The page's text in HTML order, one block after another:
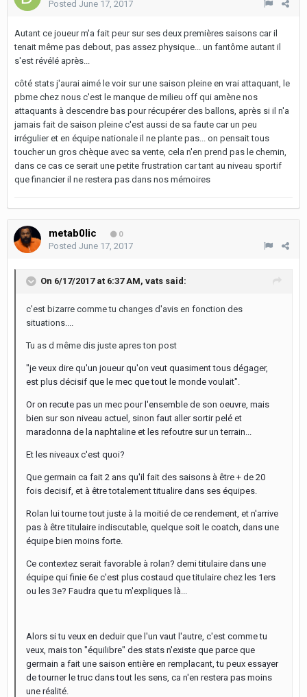
Posted June 17, 2017
Autant ce joueur m'a fait peur sur ses deux premières saisons car il
tenait même pas debout, pas assez physique... un fantôme autant il
s'est révélé après...
côté stats j'aurai aimé le voir sur une saison pleine en vrai attaquant, le
pbme chez nous c'est le manque de milieu off qui amène nos
attaquants à descendre bas pour récupérer des ballons, après si il n'a
jamais fait de saison pleine c'est aussi de sa faute car un peu
irrégulier et en équipe nationale il ne plante pas... on pensait tous
toucher un gros chèque avec sa vente, cela n'en prend pas le chemin,
dans ce cas ce serait une petite frustration car tant au niveau sportif
que financier il ne restera pas dans nos mémoires
metab0lic 0
Posted June 17, 2017
On 6/17/2017 at 6:37 AM, vats said:
c'est bizarre comme tu changes d'avis en fonction des
situations....
Tu as d même dis juste apres ton post
"je veux dire qu'un joueur qu'on veut quasiment tous dégager,
est plus décisif que le mec que tout le monde voulait".
Or on recute pas un mec pour l'ensemble de son oeuvre, mais
bien sur son niveau actuel, sinon faut aller sortir pelé et
maradonna de la naphtaline et les refoutre sur un terrain...
Et les niveaux c'est quoi?
Que germain ca fait 2 ans qu'il fait des saisons à être + de 20
fois decisif, et à être totalement titualire dans ses équipes.
Rolan lui tourne tout juste à la moitié de ce rendement, et n'arrive
pas à être titulaire indiscutable, quelque soit le coatch, dans une
équipe bien moins forte.
Ce contextez serait favorable à rolan? demi titulaire dans une
équipe qui finie 6e c'est plus costaud que titulaire chez les 1ers
ou les 3e? Faudra que tu m'expliques là...
Alors si tu veux en deduir que l'un vaut l'autre, c'est comme tu
veux, mais ton "équilibre" des stats n'existe que parce que
germain a fait une saison entière en remplacant, tu peux essayer
de tourner le truc dans tout les sens, ca n'en restera pas moins
une réalité.